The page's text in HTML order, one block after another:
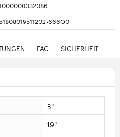
1000000032086
518080195112027666Q0
FAQ SICHERHEIT
8"
19"